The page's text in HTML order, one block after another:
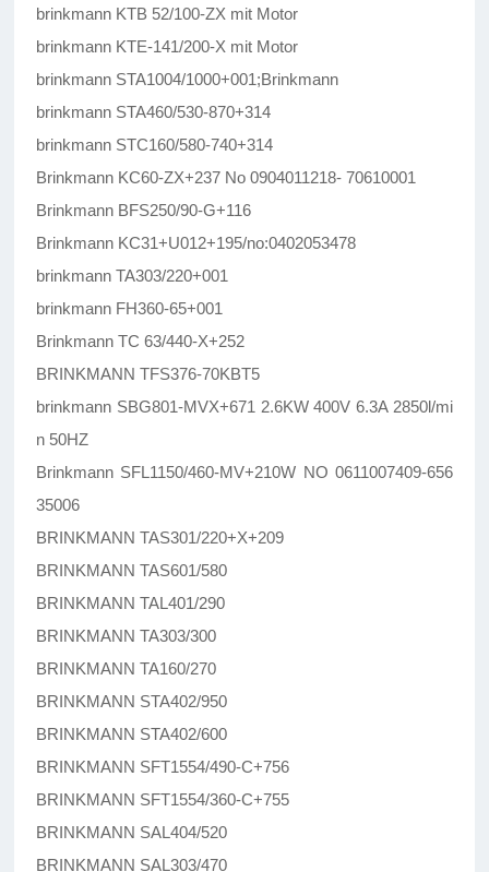
brinkmann KTB 52/100-ZX mit Motor
brinkmann KTE-141/200-X mit Motor
brinkmann STA1004/1000+001;Brinkmann
brinkmann STA460/530-870+314
brinkmann STC160/580-740+314
Brinkmann KC60-ZX+237 No 0904011218- 70610001
Brinkmann BFS250/90-G+116
Brinkmann KC31+U012+195/no:0402053478
brinkmann TA303/220+001
brinkmann FH360-65+001
Brinkmann TC 63/440-X+252
BRINKMANN TFS376-70KBT5
brinkmann SBG801-MVX+671 2.6KW 400V 6.3A 2850l/mi
n 50HZ
Brinkmann SFL1150/460-MV+210W NO 0611007409-656
35006
BRINKMANN TAS301/220+X+209
BRINKMANN TAS601/580
BRINKMANN TAL401/290
BRINKMANN TA303/300
BRINKMANN TA160/270
BRINKMANN STA402/950
BRINKMANN STA402/600
BRINKMANN SFT1554/490-C+756
BRINKMANN SFT1554/360-C+755
BRINKMANN SAL404/520
BRINKMANN SAL303/470